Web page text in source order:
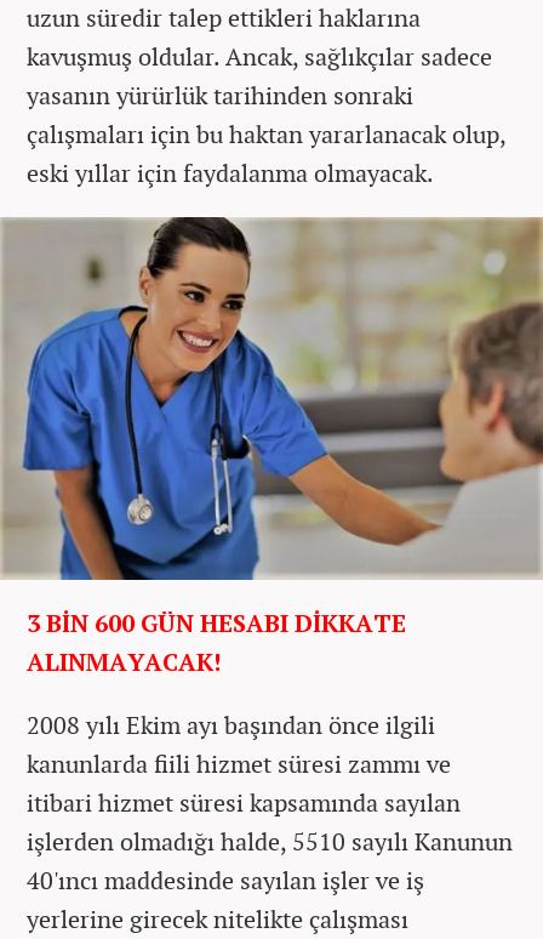
uzun süredir talep ettikleri haklarına
kavuşmuş oldular. Ancak, sağlıkçılar sadece
yasanın yürürlük tarihinden sonraki
çalışmaları için bu haktan yararlanacak olup,
eski yıllar için faydalanma olmayacak.
3 BİN 600 GÜN HESABI DİKKATE
ALINMAYACAK!
2008 yılı Ekim ayı başından önce ilgili
kanunlarda fiili hizmet süresi zammı ve
itibari hizmet süresi kapsamında sayılan
işlerden olmadığı halde, 5510 sayılı Kanunun
40'ıncı maddesinde sayılan işler ve iş
yerlerine girecek nitelikte çalışması